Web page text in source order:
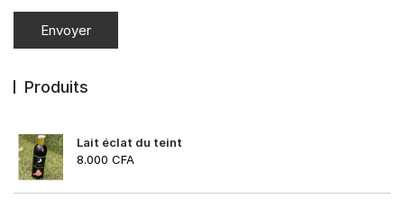
Produits
Lait éclat du teint
8.000 CFA